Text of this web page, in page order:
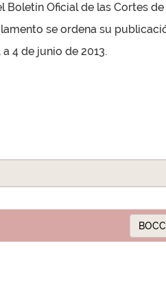
Oficial de las Cortes de
se ordena su
4 de junio de 2013.